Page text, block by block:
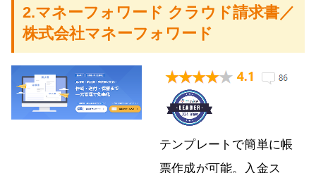
2.マネーフォワード クラウド請求書／
株式会社マネーフォワード
テンプレートで簡単に帳
票作成が可能。入金ス